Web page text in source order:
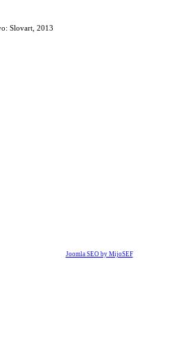
Slovart, 2013
Joomla SEO by MijoSEF